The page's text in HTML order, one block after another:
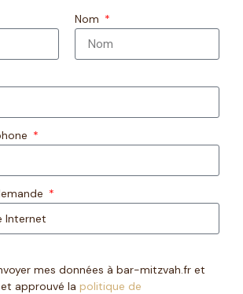
Nom
mes données à bar-mitzvah.fr et
approuvé la politique de